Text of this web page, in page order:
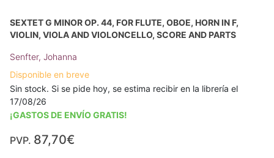
SEXTET G MINOR OP. 44, FOR FLUTE, OBOE, HORN IN F,
VIOLIN, VIOLA AND VIOLONCELLO, SCORE AND PARTS
Senfter, Johanna
Disponible en breve
Sin stock. Si se pide hoy, se estima recibir en la librería el
17/08/26
¡GASTOS DE ENVÍO GRATIS!
PVP. 87,70€